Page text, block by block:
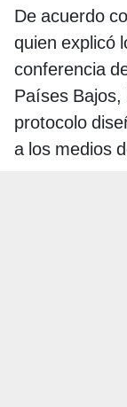
De acuerdo
quien explicó
conferencia
Países Bajos,
protocolo
a los medios